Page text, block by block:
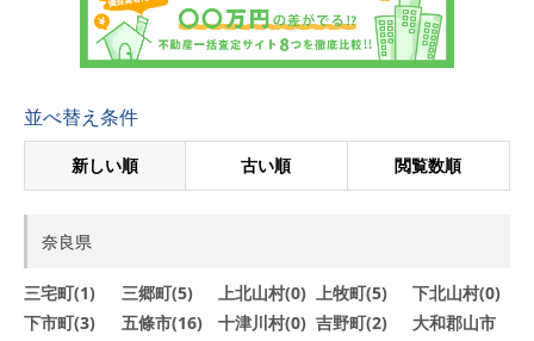
並べ替え条件
新しい順 古い順 閲覧数順
奈良県
三宅町(1) 三郷町(5) 上北山村(0) 上牧町(5)
下北山村(0)
下市町(3)
五條市(16) 十津川村(0) 吉野町(2)
大和郡山市